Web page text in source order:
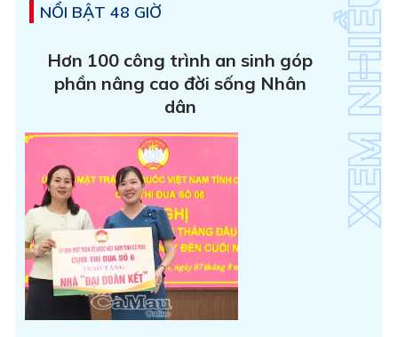
NỔI BẬT 48 GIỜ
Hơn 100 công trình an sinh góp
phần nâng cao đời sống Nhân
dân